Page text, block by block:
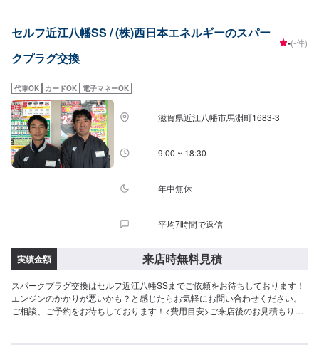
セルフ近江八幡SS / (株)西日本エネルギーのスパー
クプラグ交換
-(-件)
代車OK カードOK 電子マネーOK
滋賀県近江八幡市馬淵町1683-3
9:00 ~ 18:30
年中無休
平均7時間で返信
実績金額 来店時無料見積
スパークプラグ交換はセルフ近江八幡SSまでご依頼をお待ちしております！
エンジンのかかりが悪いかも？と感じたらお気軽にお問い合わせください。
ご相談、ご予約をお待ちしております！<費用目安>ご来店後のお見積もりと